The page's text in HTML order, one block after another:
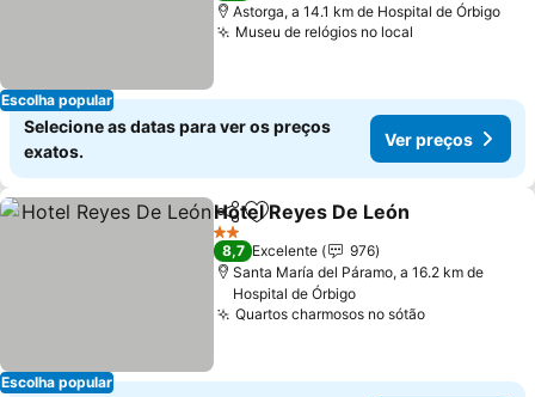
Escolha popular
Astorga, a 14.1 km de Hospital de Órbigo
Museu de relógios no local
Selecione as datas para ver os preços
exatos.
Ver preços
Escolha popular
PartilharAdicionar aos favoritos
Hotel Reyes De León
2 Estrelas
8,7 Excelente
976
Santa María del Páramo, a 16.2 km de
Hospital de Órbigo
Quartos charmosos no sótãoVer preços